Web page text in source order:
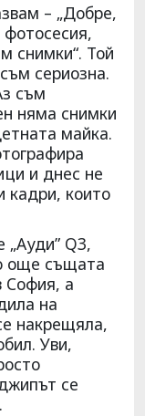
– „Добре,
снимки“. Той
сериозна.
съм
няма снимки
майка.
и днес не
кадри, които
Q3,
още същата
София, а
на
накрещяла,
Уви,
се